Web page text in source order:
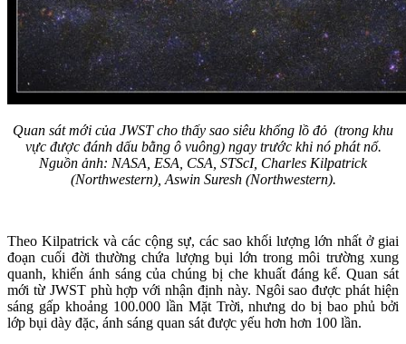
Quan sát mới của JWST cho thấy sao siêu khổng lồ đỏ (trong khu
vực được đánh dấu bằng ô vuông) ngay trước khi nó phát nổ.
Nguồn ảnh: NASA, ESA, CSA, STScI, Charles Kilpatrick
(Northwestern), Aswin Suresh (Northwestern).
Theo Kilpatrick và các cộng sự, các sao khối lượng lớn nhất ở giai
đoạn cuối đời thường chứa lượng bụi lớn trong môi trường xung
quanh, khiến ánh sáng của chúng bị che khuất đáng kể. Quan sát
mới từ JWST phù hợp với nhận định này. Ngôi sao được phát hiện
sáng gấp khoảng 100.000 lần Mặt Trời, nhưng do bị bao phủ bởi
lớp bụi dày đặc, ánh sáng quan sát được yếu hơn hơn 100 lần.